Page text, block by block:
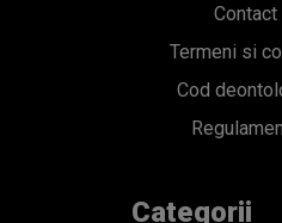
Contact
Termeni si
Cod
Categorii